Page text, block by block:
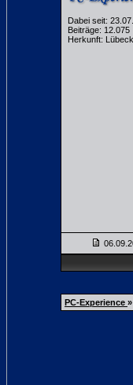
Dabei seit:
Beiträge: 12.075
Herkunft: Lübeck
PC-Experience »